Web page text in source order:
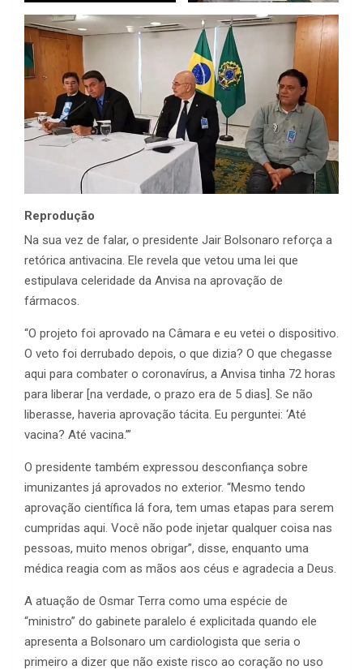
Reprodução
Na sua vez de falar, o presidente Jair Bolsonaro reforça a
retórica antivacina. Ele revela que vetou uma lei que
estipulava celeridade da Anvisa na aprovação de
fármacos.
“O projeto foi aprovado na Câmara e eu vetei o dispositivo.
O veto foi derrubado depois, o que dizia? O que chegasse
aqui para combater o coronavírus, a Anvisa tinha 72 horas
para liberar [na verdade, o prazo era de 5 dias]. Se não
liberasse, haveria aprovação tácita. Eu perguntei: ‘Até
vacina? Até vacina.’”
O presidente também expressou desconfiança sobre
imunizantes já aprovados no exterior. “Mesmo tendo
aprovação científica lá fora, tem umas etapas para serem
cumpridas aqui. Você não pode injetar qualquer coisa nas
pessoas, muito menos obrigar”, disse, enquanto uma
médica reagia com as mãos aos céus e agradecia a Deus.
A atuação de Osmar Terra como uma espécie de
“ministro” do gabinete paralelo é explicitada quando ele
apresenta a Bolsonaro um cardiologista que seria o
primeiro a dizer que não existe risco ao coração no uso